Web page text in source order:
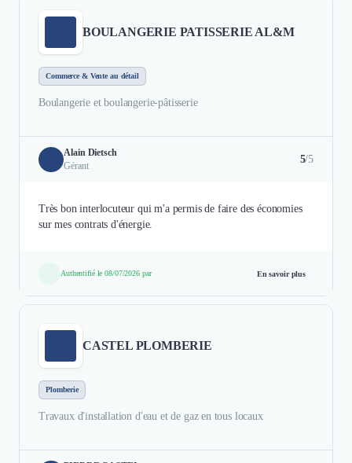
BOULANGERIE PATISSERIE AL&M
Commerce & Vente au détail
Boulangerie et boulangerie-pâtisserie
Alain Dietsch
Gérant
5/5
Très bon interlocuteur qui m'a permis de faire des économies
sur mes contrats d'énergie.
Authentifié le 08/07/2026 par En savoir plus
CASTEL PLOMBERIE
Plomberie
Travaux d'installation d'eau et de gaz en tous locaux